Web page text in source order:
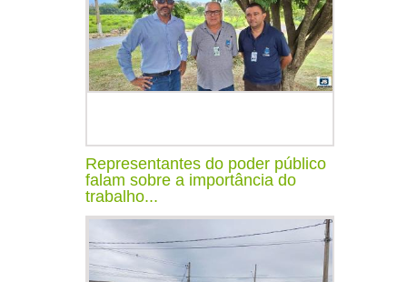
Representantes do poder público
falam sobre a importância do
trabalho...